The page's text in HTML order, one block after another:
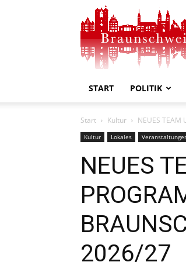
START POLITIK
Start Kultur NEUES TEAM
Kultur Lokales
NEUES
2026/27